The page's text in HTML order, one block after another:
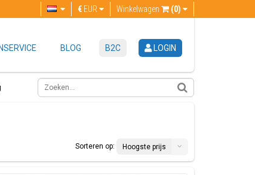
Winkelwagen (0)
€ EUR
BLOG B2C LOGIN
Sorteren op:
Hoogste prijs